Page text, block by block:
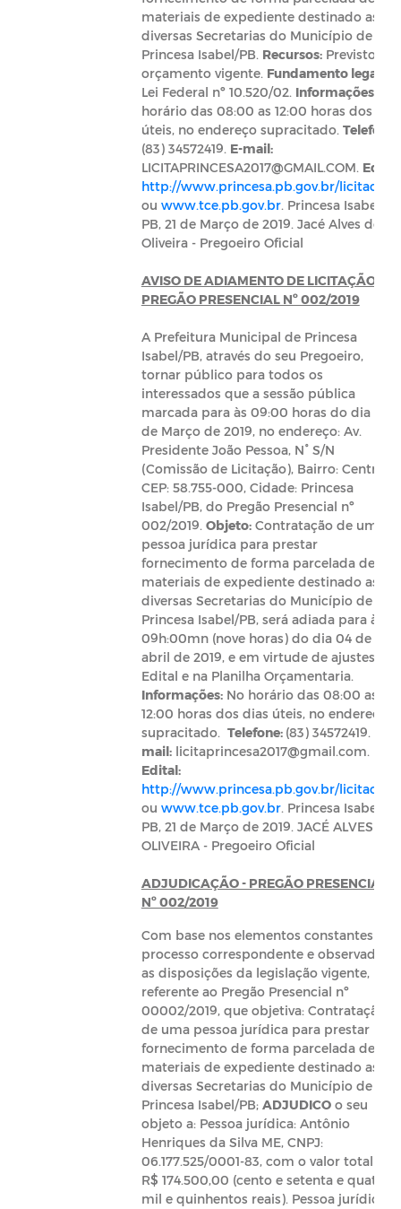
materiais de expediente destinado as
diversas Secretarias do Município de
Princesa Isabel/PB. Recursos:Previstos no
orçamento vigente. Fundamento legal:
Lei Federal nº 10.520/02. Informações:
horário das 08:00 as 12:00 horas dos dias
úteis, no endereço supracitado. Telefone:
(83) 34572419. E-mail:
LICITAPRINCESA2017@GMAIL.COM. Edital:
http://www.princesa.pb.gov.br/licitacoes
ou www.tce.pb.gov.br. Princesa Isabel -
PB, 21 de Março de 2019. Jacé Alves de
Oliveira - Pregoeiro Oficial
AVISO DE ADIAMENTO DE LICITAÇÃO –
PREGÃO PRESENCIAL Nº 002/2019
A Prefeitura Municipal de Princesa
Isabel/PB, através do seu Pregoeiro,
tornar público para todos os
interessados que a sessão pública
marcada para às 09:00 horas do dia 28
de Março de 2019, no endereço: Av.
Presidente João Pessoa, N° S/N
(Comissão de Licitação), Bairro: Centro,
CEP: 58.755-000, Cidade: Princesa
Isabel/PB, do Pregão Presencial nº
002/2019. Objeto:Contratação de uma
pessoa jurídica para prestar
fornecimento de forma parcelada de
materiais de expediente destinado as
diversas Secretarias do Município de
Princesa Isabel/PB, será adiada para às
09h:00mn (nove horas) do dia 04 de
abril de 2019, e em virtude de ajustes no
Edital e na Planilha Orçamentaria.
Informações:No horário das 08:00 as
12:00 horas dos dias úteis, no endereço
supracitado. Telefone: (83) 34572419.
mail:licitaprincesa2017@gmail.com.
Edital:
http://www.princesa.pb.gov.br/licitacoes
ou www.tce.pb.gov.br. Princesa Isabel -
PB, 21 de Março de 2019. JACÉ ALVES DE
OLIVEIRA - Pregoeiro Oficial
ADJUDICAÇÃO - PREGÃO PRESENCIAL
Nº 002/2019
Com base nos elementos constantes do
processo correspondente e observadas
as disposições da legislação vigente,
referente ao Pregão Presencial nº
00002/2019, que objetiva: Contratação
de uma pessoa jurídica para prestar
fornecimento de forma parcelada de
materiais de expediente destinado as
diversas Secretarias do Município de
Princesa Isabel/PB; ADJUDICOo seu
objeto a: Pessoa jurídica: Antônio
Henriques da Silva ME, CNPJ:
06.177.525/0001-83, com o valor total de
R$ 174.500,00 (cento e setenta e quatro
mil e quinhentos reais). Pessoa jurídica: